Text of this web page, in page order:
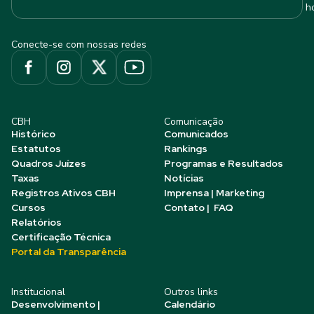
Conecte-se com nossas redes
CBH
Histórico
Estatutos
Quadros Juízes
Taxas
Registros Ativos CBH
Cursos
Relatórios
Certificação Técnica
Portal da Transparência
Comunicação
Comunicados
Rankings
Programas e Resultados
Notícias
Imprensa | Marketing
Contato | FAQ
Institucional
Desenvolvimento |
Outros links
Calendário